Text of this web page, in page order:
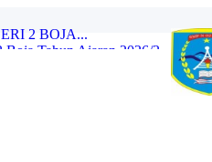
Tahun Ajaran 2026/2...
Training (IHT) Revie...
Tes Kompetensi Akademi...
Wujud Upaya Menuju A...